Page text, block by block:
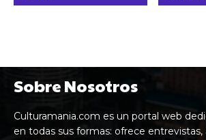
Sobre Nosotros
Culturamania.com es un portal web
en todas sus formas: ofrece entrevistas,